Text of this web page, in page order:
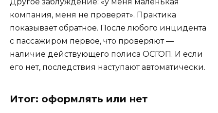
компания, меня не проверят». Практика
показывает обратное. После любого инцидента
с пассажиром первое, что проверяют —
наличие действующего полиса ОСГОП. И если
его нет, последствия наступают автоматически.
Итог: оформлять или нет